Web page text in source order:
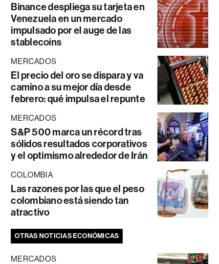
Binance despliega su tarjeta en
Venezuela en un mercado
impulsado por el auge de las
stablecoins
MERCADOS
El precio del oro se dispara y va
camino a su mejor día desde
febrero: qué impulsa el repunte
MERCADOS
S&P 500 marca un récord tras
sólidos resultados corporativos
y el optimismo alrededor de Irán
COLOMBIA
Las razones por las que el peso
colombiano está siendo tan
atractivo
OTRAS NOTICIAS ECONÓMICAS
MERCADOS